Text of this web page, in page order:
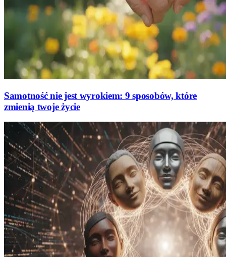
Samotność nie jest wyrokiem: 9 sposobów, które
zmienią twoje życie